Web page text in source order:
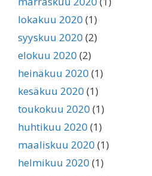
lokakuu 2020 (1)
syyskuu 2020 (2)
elokuu 2020 (2)
heinäkuu 2020 (1)
kesäkuu 2020 (1)
toukokuu 2020 (1)
huhtikuu 2020 (1)
maaliskuu 2020 (1)
helmikuu 2020 (1)